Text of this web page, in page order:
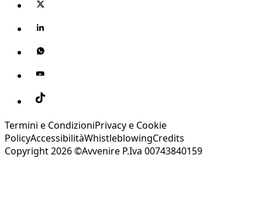
Termini e CondizioniPrivacy e Cookie
PolicyAccessibilitàWhistleblowingCredits
Copyright 2026 ©Avvenire P.Iva 00743840159